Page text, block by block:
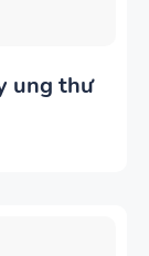
ung thư